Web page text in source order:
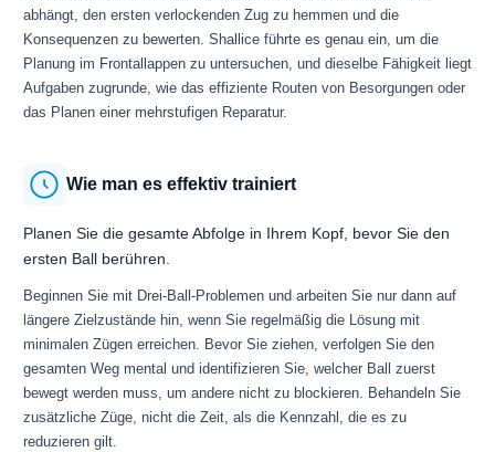
abhängt, den ersten verlockenden Zug zu hemmen und die
Konsequenzen zu bewerten. Shallice führte es genau ein, um die
Planung im Frontallappen zu untersuchen, und dieselbe Fähigkeit liegt
Aufgaben zugrunde, wie das effiziente Routen von Besorgungen oder
das Planen einer mehrstufigen Reparatur.
Wie man es effektiv trainiert
Planen Sie die gesamte Abfolge in Ihrem Kopf, bevor Sie den
ersten Ball berühren.
Beginnen Sie mit Drei-Ball-Problemen und arbeiten Sie nur dann auf
längere Zielzustände hin, wenn Sie regelmäßig die Lösung mit
minimalen Zügen erreichen. Bevor Sie ziehen, verfolgen Sie den
gesamten Weg mental und identifizieren Sie, welcher Ball zuerst
bewegt werden muss, um andere nicht zu blockieren. Behandeln Sie
zusätzliche Züge, nicht die Zeit, als die Kennzahl, die es zu
reduzieren gilt.